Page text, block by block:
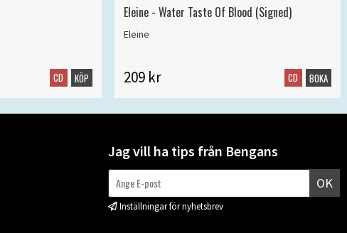
CD KÖP
Eleine - Water Taste Of Blood (Signed)
Eleine
209 kr CD BOKA
Jag vill ha tips från Bengans
OK
Inställningar för nyhetsbrev